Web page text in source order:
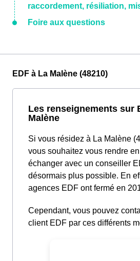
raccordement, résiliation,
Foire aux questions
EDF à La Malène (48210)
Les renseignements sur
Malène
Si vous résidez à La Malène
vous souhaitez vous rendre
échanger avec un conseiller
désormais plus possible. En
agences EDF ont fermé en
Cependant, vous pouvez
client EDF par ces différents